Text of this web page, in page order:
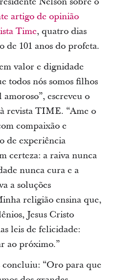
artigo de opinião
Time, quatro dias
de 101 anos do profeta.
valor e dignidade
todos nós somos filhos
escreveu o
revista TIME. “Ame o
compaixão e
de experiência
certeza: a raiva nunca
nunca cura e a
a soluções
religião ensina que,
Jesus Cristo
leis de felicidade:
ao próximo.”
“Oro para que